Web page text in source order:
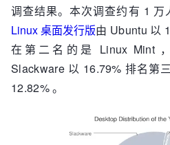
调查结果。本次调查约有 1 万
Linux 桌面发行版由 Ubuntu 以
在第二名的是 Linux Mint
Slackware 以 16.79% 排名第
12.82% 。